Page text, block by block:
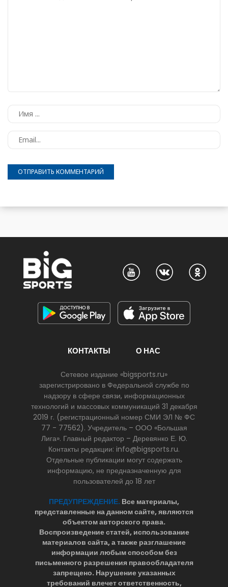
КОНТАКТЫ О НАС
Сетевое издание «bigsports.ru»
зарегистрировано в Федеральной службе по
надзору в сфере связи, информационных
технологий и массовых коммуникаций 31 декабря
2019 г. (регистрационный номер СМИ ЭЛ № ФС
77 - 77562). Учредитель – ООО «Большая
Лига». Главный редактор – Деревянко Е. Ю.
Контакты редакции: info@bigsports.ru.
Отдельные публикации могут содержать
информацию, не предназначенную для
пользователей до 18 лет
ПРЕДУПРЕЖДЕНИЕ. Все материалы,
представленные на данном сайте, являются
объектом авторского права.
Воспроизведение статей, использование
материалов сайта, а также разглашение
информации любым способом без
письменного разрешения правообладателя
запрещено. Нарушение указанных
требований влечет ответственность,